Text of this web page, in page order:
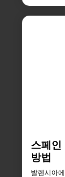
스페인
방법
발렌시아